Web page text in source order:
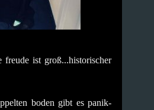
freude ist groß...historischer
boden gibt es panik-